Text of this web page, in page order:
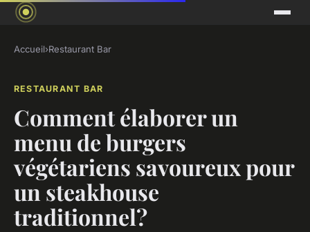
Accueil›Restaurant Bar
RESTAURANT BAR
Comment élaborer un
menu de burgers
végétariens savoureux pour
un steakhouse
traditionnel?